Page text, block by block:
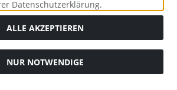
MwSt. zzgl.Versandkosten
entsprechen dem bisherigen Preis
Datenschutzerklärung.
ALLE AKZEPTIEREN
NUR NOTWENDIGE